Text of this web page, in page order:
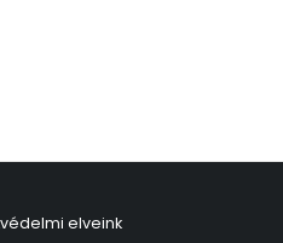
elveink